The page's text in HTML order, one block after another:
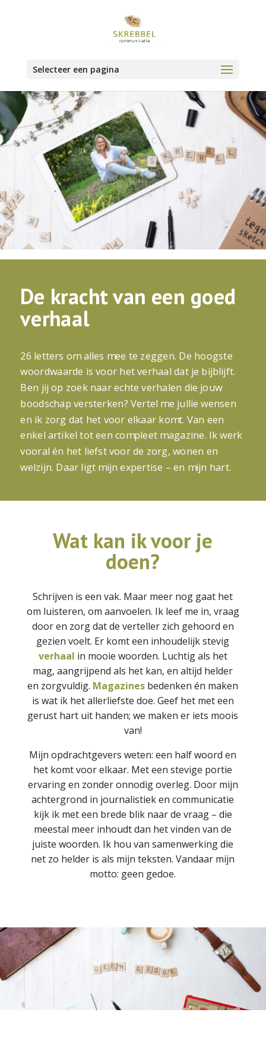
Selecteer een pagina
De krachtvan een goed
verhaal
26 letters om alles mee te zeggen. De hoogste
woordwaarde is voor het verhaal dat je bijblijft.
Ben jij op zoek naar echte verhalen die jouw
boodschap versterken? Vertel me jullie wensen
en ik zorg dat het voor elkaar komt. Van een
enkel artikel tot een compleet magazine. Ik werk
vooral én het liefst voor de zorg, wonen en
welzijn. Daar ligt mijn expertise – en mijn hart.
Wat kan ik voor je
doen?
Schrijven is een vak. Maar meer nog gaat het
om luisteren, om aanvoelen. Ik leef me in, vraag
door en zorg dat de verteller zich gehoord en
gezien voelt. Er komt een inhoudelijk stevig
verhaal in mooie woorden. Luchtig als het
mag, aangrijpend als het kan, en altijd helder
en zorgvuldig. Magazines bedenken én maken
is wat ik het allerliefste doe. Geef het met een
gerust hart uit handen; we maken er iets moois
van!
Mijn opdrachtgevers weten: een half woord en
het komt voor elkaar. Met een stevige portie
ervaring en zonder onnodig overleg. Door mijn
achtergrond in journalistiek en communicatie
kijk ik met een brede blik naar de vraag – die
meestal meer inhoudt dan het vinden van de
juiste woorden. Ik hou van samenwerking die
net zo helder is als mijn teksten. Vandaar mijn
motto: geen gedoe.